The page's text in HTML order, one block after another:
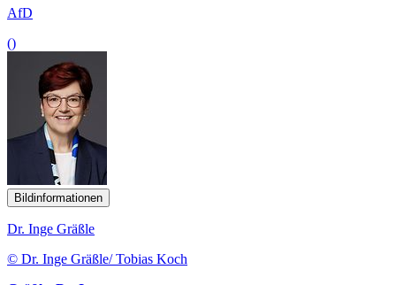
AfD
()
Bildinformationen
Dr. Inge Gräßle
© Dr. Inge Gräßle/ Tobias Koch